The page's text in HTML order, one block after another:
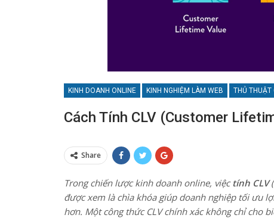
KINH DOANH ONLINE KINH NGHIỆM LÀM WEB THỦ THUẬT
Cách Tính CLV (Customer
Share
Trong chiến lược kinh doanh online, việc tính CLV
được xem là chìa khóa giúp doanh nghiệp tối ưu
hơn. Một công thức CLV chính xác không chỉ cho